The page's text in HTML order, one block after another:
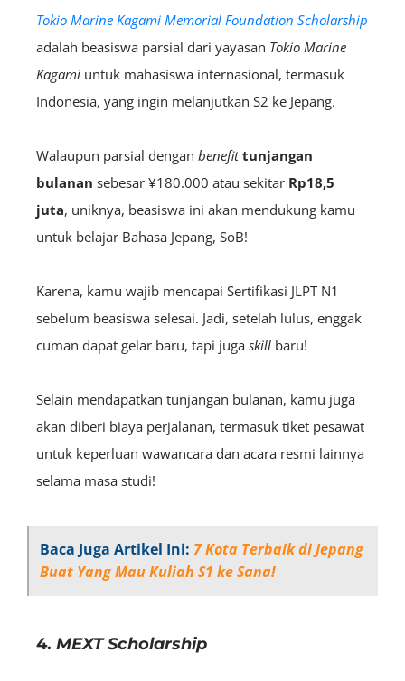
Tokio Marine Kagami Memorial Foundation Scholarship
adalah beasiswa parsial dari yayasan Tokio Marine
Kagami untuk mahasiswa internasional, termasuk
Indonesia, yang ingin melanjutkan S2 ke Jepang.
Walaupun parsial dengan benefit tunjangan
bulanan sebesar ¥180.000 atau sekitar Rp18,5
juta, uniknya, beasiswa ini akan mendukung kamu
untuk belajar Bahasa Jepang, SoB!
Karena, kamu wajib mencapai Sertifikasi JLPT N1
sebelum beasiswa selesai. Jadi, setelah lulus, enggak
cuman dapat gelar baru, tapi juga skill baru!
Selain mendapatkan tunjangan bulanan, kamu juga
akan diberi biaya perjalanan, termasuk tiket pesawat
untuk keperluan wawancara dan acara resmi lainnya
selama masa studi!
Baca Juga Artikel Ini: 7 Kota Terbaik di Jepang
Buat Yang Mau Kuliah S1 ke Sana!
4. MEXT Scholarship